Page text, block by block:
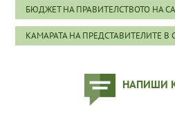
БЮДЖЕТ НА ПРАВИТЕЛСТВОТО НА
КАМАРАТА НА ПРЕДСТАВИТЕЛИТЕ В
НАПИШИ